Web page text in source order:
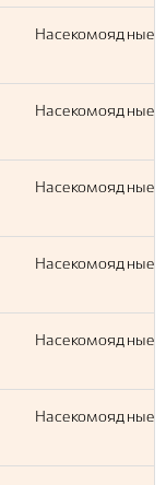
Насекомоядные
Насекомоядные
Насекомоядные
Насекомоядные
Насекомоядные
Насекомоядные